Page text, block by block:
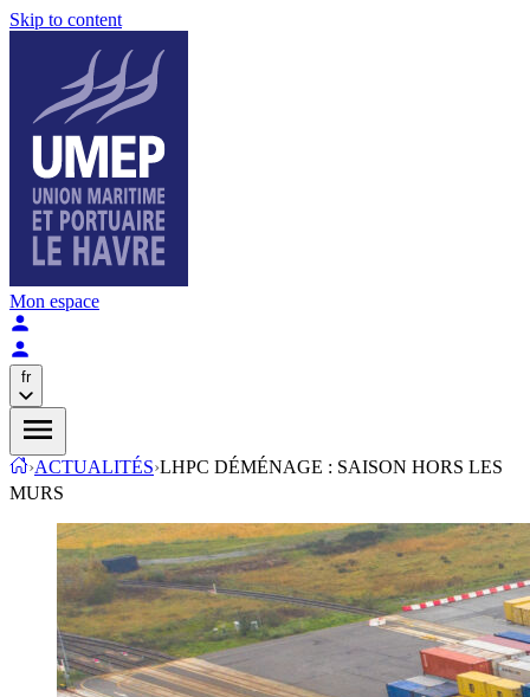
Skip to content
Mon espace
fr
›ACTUALITÉS›LHPC DÉMÉNAGE : SAISON HORS LES
MURS